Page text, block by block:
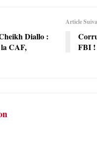
Diallo :
CAF,
Article
FBI !